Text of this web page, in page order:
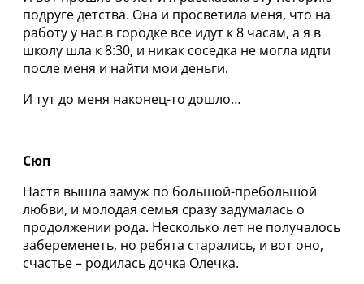
подруге детства. Она и просветила меня, что на
работу у нас в городке все идут к 8 часам, а я в
школу шла к 8:30, и никак соседка не могла идти
после меня и найти мои деньги.
И тут до меня наконец-то дошло…
Сюп
Настя вышла замуж по большой-пребольшой
любви, и молодая семья сразу задумалась о
продолжении рода. Несколько лет не получалось
забеременеть, но ребята старались, и вот оно,
счастье – родилась дочка Олечка.